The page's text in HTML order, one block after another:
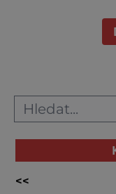
Tristana.
trpěla pod
<<